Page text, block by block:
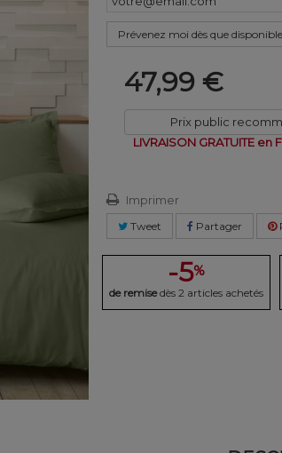
Prévenez moi dès que disponible
47,99 €
Prix public
LIVRAISON GRATUITE
Imprimer
Tweet Partager
-5%
de remise dès 2 articles achetés